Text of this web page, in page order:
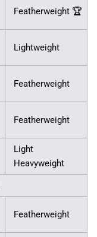
Featherweight 🏆
Lightweight
Featherweight
Featherweight
Light
Heavyweight
Featherweight